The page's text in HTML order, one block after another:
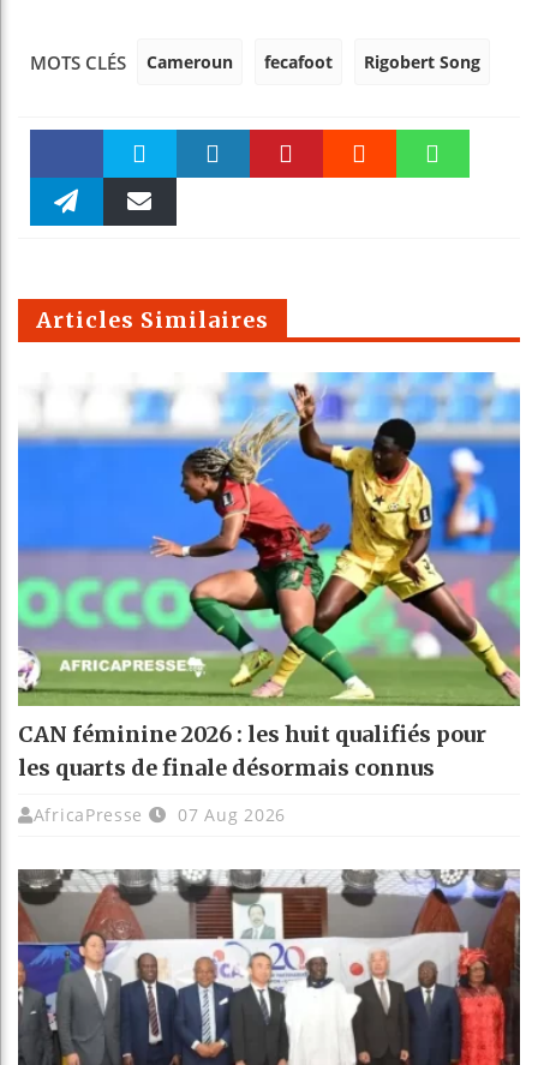
MOTS CLÉS Cameroun fecafoot Rigobert Song
Faceboo Twitter
m
Articles Similaires
CAN féminine 2026 : les huit qualifiés pour
les quarts de finale désormais connus
AfricaPresse 07 Aug 2026